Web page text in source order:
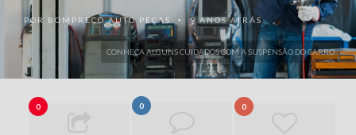
CONHEÇA ALGUNS CUIDADOS COM A SUSPENSÃO DO CARRO
POR BOMPREÇO AUTO PEÇAS • 9 ANOS ATRÁS
0 0 0